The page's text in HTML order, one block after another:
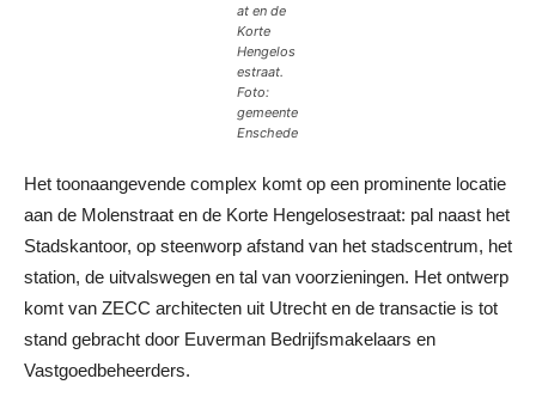
at en de
Korte
Hengelos
estraat.
Foto:
gemeente
Enschede
Het toonaangevende complex komt op een prominente locatie
aan de Molenstraat en de Korte Hengelosestraat: pal naast het
Stadskantoor, op steenworp afstand van het stadscentrum, het
station, de uitvalswegen en tal van voorzieningen. Het ontwerp
komt van ZECC architecten uit Utrecht en de transactie is tot
stand gebracht door Euverman Bedrijfsmakelaars en
Vastgoedbeheerders.